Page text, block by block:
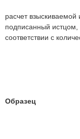
расчет
подписанный истцом,
соответствии с
Образец